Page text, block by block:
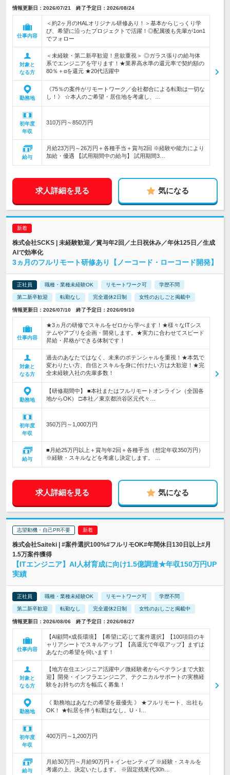
情報更新日：2026/07/21 終了予定日：2026/08/24
仕事内容
＜約2ヶ月のHALオリジナル研修あり！＞基本からじっくり学
び、希望に沿ったプロジェクトで活躍！◎配属後も先輩が1on1
でフォロー
対象と
なる方
＜未経験・第二新卒歓迎！意欲重視＞ ◎ガラス張りの給与体
系でエンジニアを守ります！★業界高水準の還元率で契約額の
80％＋αを還元 ★20代活躍中
勤務地
《75％の案件がリモートワーク／会社都合による転勤は一切な
し！》 ☆本人のご希望・居住地を考慮し、…
初年度
年収
310万円～850万円
給与
月給23万円～26万円＋各種手当＋賞与2回 ※経験や能力により
加給・優遇 【試用期間中の給与】 試用期間3…
求人詳細を見る 気になる
株式会社SCKS | 未経験歓迎／賞与年2回／土日祝休み／年休125日／生成
AIで効率化
3ヵ月のフルリモート研修あり【ノーコード・ローコード開発】
正社員 職種・業種未経験OK リモートワーク可 学歴不問
第二新卒歓迎 転勤なし 完全週休2日制 女性のおしごと掲載中
情報更新日：2026/07/10 終了予定日：2026/09/10
仕事内容
★3ヵ月の研修でスキルをゼロから学べます！★様々なITシス
テムやアプリを企画・開発します。★実力に合わせてスピード
昇給・昇格ができる体制です！
対象と
なる方
過去のあなたではなく、未来のポテンシャルを重視！★本気で
変わりたい方、自信とスキルを身に付けたい方は大歓迎！★完
全未経験入社の先輩多数！
勤務地
【研修期間中】 ■本社またはフルリモートオンライン（全国各
地からOK） □本社／東京都渋谷区元代々…
初年度
年収
350万円～1,000万円
給与
■月給25万円以上＋賞与年2回＋各種手当（想定年収350万円）
※経験・スキルなどを考慮し決定します。 …
求人詳細を見る 気になる
志望動機・自己PR不要
株式会社Saiteki | #案件選択100%#フルリモOK#年間休日130日以上#月
1.5万案件獲得
【ITエンジニア】AI人材育成に向け1.5億調達★年収150万円UP
実績
正社員 職種・業種未経験OK リモートワーク可 学歴不問
第二新卒歓迎 転勤なし 完全週休2日制 女性のおしごと掲載中
情報更新日：2026/08/06 終了予定日：2026/08/27
仕事内容
【AI顧問×成長環境】【希望に応じて案件選択】【100項目のキ
ャリアシートでスキルアップ】【高還元で年収アップ】まずは
あなたの希望を伺います！
対象と
なる方
【地方在住エンジニア活躍中／微経験者からベテランまで大歓
迎】開発・インフラエンジニア、テクニカルサポートの実務経
験をお持ちの方を幅広く募集！
勤務地
《 勤務地はあなたの希望を最優先 》 ★フルリモート、出社も
OK！ ★転居を伴う転勤はなし。U・I…
初年度
年収
400万円～1,200万円
給与
月給30万円～月給90万円＋インセンティブ ※経験・スキルを
考慮の上、決定いたします。 ※固定残業代30h…